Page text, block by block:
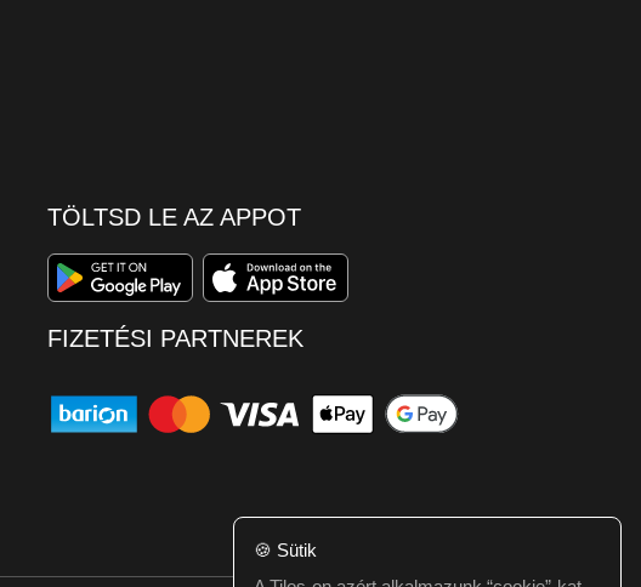
TÖLTSD LE AZ APPOT
FIZETÉSI PARTNEREK
🍪 Sütik